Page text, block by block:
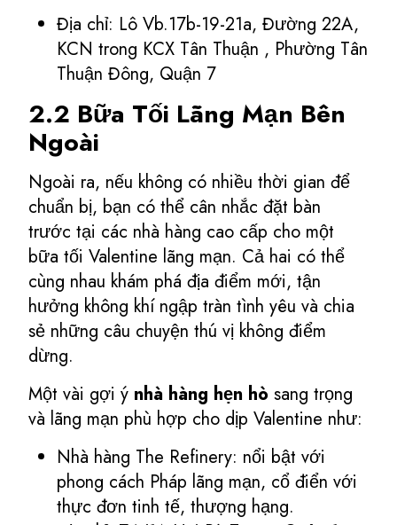
Địa chỉ: Lô Vb.17b-19-21a, Đường 22A,
KCN trong KCX Tân Thuận , Phường Tân
Thuận Đông, Quận 7
2.2 Bữa Tối Lãng Mạn Bên
Ngoài
Ngoài ra, nếu không có nhiều thời gian để
chuẩn bị, bạn có thể cân nhắc đặt bàn
trước tại các nhà hàng cao cấp cho một
bữa tối Valentine lãng mạn. Cả hai có thể
cùng nhau khám phá địa điểm mới, tận
hưởng không khí ngập tràn tình yêu và chia
sẻ những câu chuyện thú vị không điểm
dừng.
Một vài gợi ý nhà hàng hẹn hò sang trọng
và lãng mạn phù hợp cho dịp Valentine như:
Nhà hàng The Refinery: nổi bật với
phong cách Pháp lãng mạn, cổ điển với
thực đơn tinh tế, thượng hạng.